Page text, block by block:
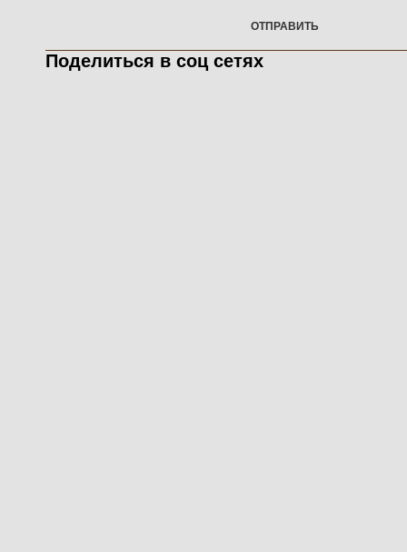
ОТПРАВИТЬ
Поделиться в соц сетях